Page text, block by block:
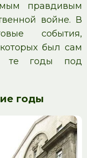
правдивым
войне. В
события,
был сам
те годы под
годы